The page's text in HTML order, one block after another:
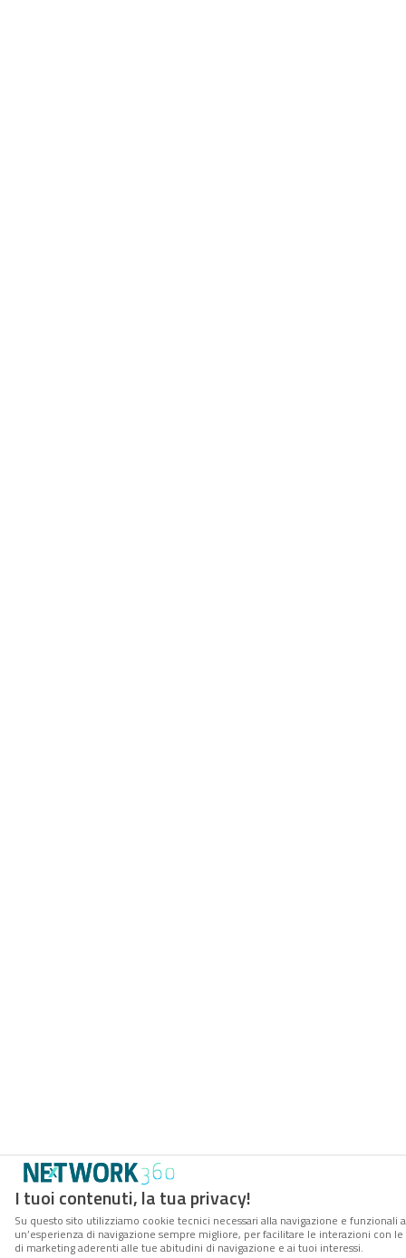
I tuoi contenuti, la tua privacy!
Su questo sito utilizziamo cookie tecnici necessari alla navigazione e
un’esperienza di navigazione sempre migliore, per facilitare le interazioni con
di marketing aderenti alle tue abitudini di navigazione e ai tuoi interessi.